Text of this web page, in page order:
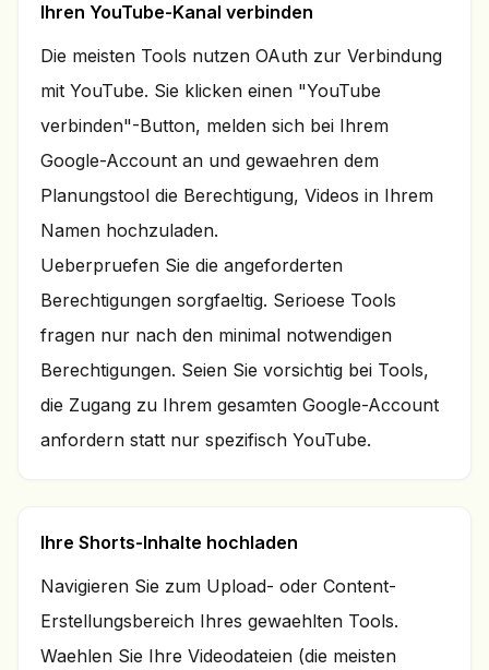
Ihren YouTube-Kanal verbinden
Die meisten Tools nutzen OAuth zur Verbindung
mit YouTube. Sie klicken einen "YouTube
verbinden"-Button, melden sich bei Ihrem
Google-Account an und gewaehren dem
Planungstool die Berechtigung, Videos in Ihrem
Namen hochzuladen.
Ueberpruefen Sie die angeforderten
Berechtigungen sorgfaeltig. Serioese Tools
fragen nur nach den minimal notwendigen
Berechtigungen. Seien Sie vorsichtig bei Tools,
die Zugang zu Ihrem gesamten Google-Account
anfordern statt nur spezifisch YouTube.
Ihre Shorts-Inhalte hochladen
Navigieren Sie zum Upload- oder Content-
Erstellungsbereich Ihres gewaehlten Tools.
Waehlen Sie Ihre Videodateien (die meisten